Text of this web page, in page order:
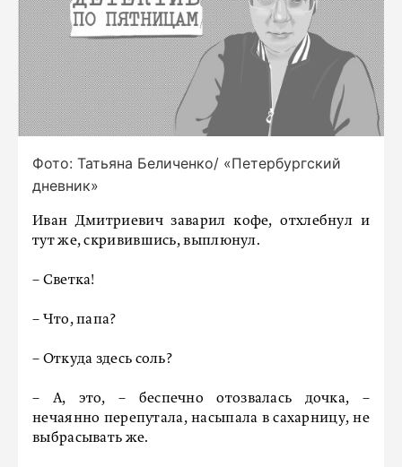
Фото: Татьяна Беличенко/ «Петербургский
дневник»
Иван Дмитриевич заварил кофе, отхлебнул и
тут же, скривившись, выплюнул.
– Светка!
– Что, папа?
– Откуда здесь соль?
– А, это, – беспечно отозвалась дочка, –
нечаянно перепутала, насыпала в сахарницу, не
выбрасывать же.